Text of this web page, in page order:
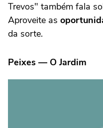
Trevos" também fala
Aproveite as
da sorte.
Peixes — O Jardim